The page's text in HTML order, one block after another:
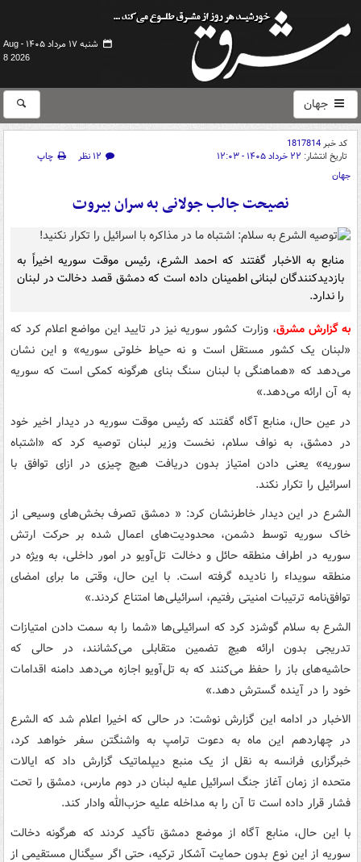
شنبه ۱۷ مرداد ۱۴۰۵ -
Aug
8 2026
جهان
کد خبر1817814
تاریخ انتشار: ۲۲ خرداد ۱۴۰۵ - ۱۲:۰۳ ۱۲ نظر
چاپ
جهان
نصیحت جالب جولانی به سران بیروت
منابع به الاخبار گفتند که احمد الشرع، رئیس موقت سوریه اخیراً به
بازدیدکنندگان لبنانی اطمینان داده است که دمشق قصد دخالت در لبنان
را ندارد.
به گزارش مشرق،‌ وزارت کشور سوریه نیز در تایید این مواضع اعلام کرد که
«لبنان یک کشور مستقل است و نه حیاط خلوتی سوریه» و این نشان
می‌دهد که «هماهنگی با لبنان سنگ بنای هرگونه کمکی است که سوریه
به آن ارائه می‌دهد.»
در عین حال، منابع آگاه گفتند که رئیس موقت سوریه در دیدار اخیر خود
در دمشق، به نواف سلام، نخست وزیر لبنان توصیه کرد که «اشتباه
سوریه» یعنی دادن امتیاز بدون دریافت هیچ چیزی در ازای توافق با
اسرائیل را تکرار نکند.
الشرع در این دیدار خاطرنشان کرد: « دمشق تصرف بخش‌های وسیعی از
خاک سوریه توسط دشمن، محدودیت‌های اعمال شده بر حرکت ارتش
سوریه در اطراف منطقه حائل و دخالت تل‌آویو در امور داخلی، به ویژه در
منطقه سویداء را نادیده گرفته است. با این حال، وقتی ما برای امضای
توافق‌نامه ترتیبات امنیتی رفتیم، اسرائیلی‌ها امتناع کردند.»
الشرع به سلام گوشزد کرد که اسرائیلی‌ها «شما را به سمت دادن امتیازات
تدریجی بدون ارائه هیچ تضمین متقابلی می‌کشانند، در حالی که
حاشیه‌های باز را حفظ می‌کنند که به تل‌آویو اجازه می‌دهد دامنه اقدامات
خود را در آینده گسترش دهد.»
الاخبار در ادامه این گزارش نوشت:‌ در حالی که اخیرا اعلام شد که الشرع
در چهاردهم این ماه به دعوت ترامپ به واشنگتن سفر خواهد کرد،
خبرگزاری فرانسه به نقل از یک منبع دیپلماتیک گزارش داد که ایالات
متحده از زمان آغاز جنگ اسرائیل علیه لبنان در دوم مارس، دمشق را تحت
فشار قرار داده است تا آن را به مداخله علیه حزب‌الله وادار کند.
با این حال، منابع آگاه از موضع دمشق تأکید کردند که هرگونه دخالت
سوریه از این نوع بدون حمایت آشکار ترکیه، حتی اگر سیگنال مستقیمی از